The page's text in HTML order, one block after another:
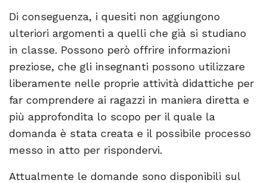
Di conseguenza, i quesiti non aggiungono
ulteriori argomenti a quelli che già si studiano
in classe. Possono però offrire informazioni
preziose, che gli insegnanti possono utilizzare
liberamente nelle proprie attività didattiche per
far comprendere ai ragazzi in maniera diretta e
più approfondita lo scopo per il quale la
domanda è stata creata e il possibile processo
messo in atto per rispondervi.
Attualmente le domande sono disponibili sul